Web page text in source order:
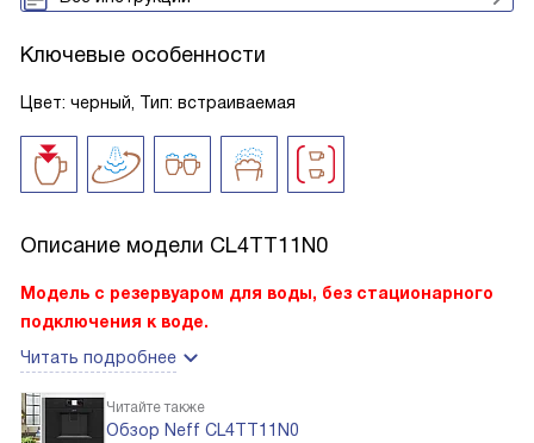
Ключевые особенности
Цвет: черный, Тип: встраиваемая
Описание модели CL4TT11N0
Модель с резервуаром для воды, без стационарного
подключения к воде.
Читать подробнее
Читайте также
Обзор Neff CL4TT11N0